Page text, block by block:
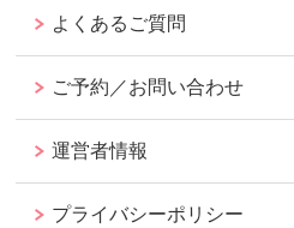
よくあるご質問
ご予約／お問い合わせ
運営者情報
プライバシーポリシー